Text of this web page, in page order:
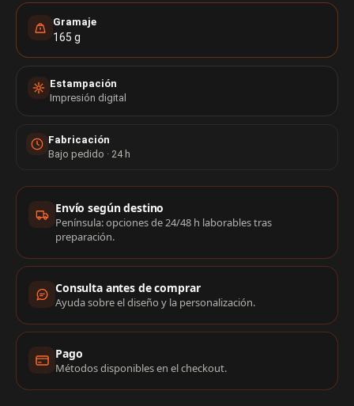
Gramaje
165 g
Estampación
Impresión digital
Fabricación
Bajo pedido · 24 h
Información de compra
Envío según destino
Península: opciones de 24/48 h laborables tras
preparación.
Consulta antes de comprar
Ayuda sobre el diseño y la personalización.
Pago
Métodos disponibles en el checkout.